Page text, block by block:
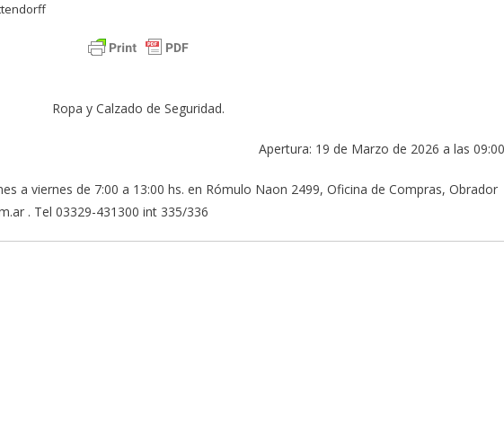
Ropa y Calzado de Seguridad.
Apertura: 19 de Marzo de 2026 a las
a viernes de 7:00 a 13:00 hs. en Rómulo Naon 2499, Oficina de Compras, Obrador
. Tel 03329-431300 int 335/336